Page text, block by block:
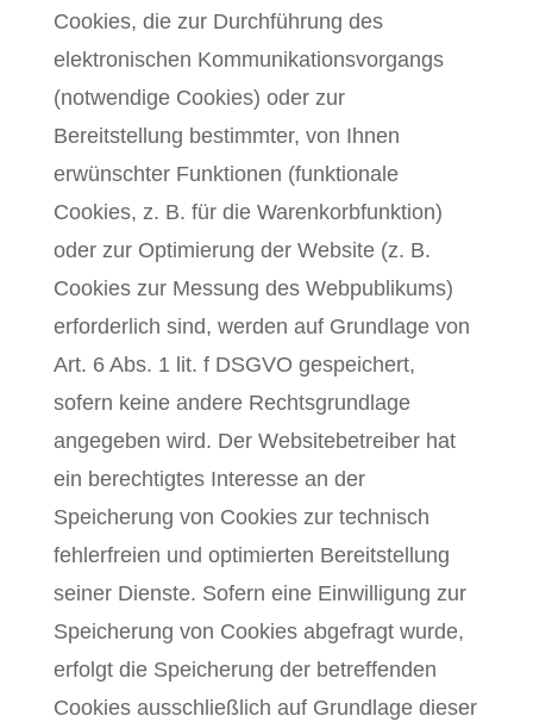
Cookies, die zur Durchführung des
elektronischen Kommunikationsvorgangs
(notwendige Cookies) oder zur
Bereitstellung bestimmter, von Ihnen
erwünschter Funktionen (funktionale
Cookies, z. B. für die Warenkorbfunktion)
oder zur Optimierung der Website (z. B.
Cookies zur Messung des Webpublikums)
erforderlich sind, werden auf Grundlage von
Art. 6 Abs. 1 lit. f DSGVO gespeichert,
sofern keine andere Rechtsgrundlage
angegeben wird. Der Websitebetreiber hat
ein berechtigtes Interesse an der
Speicherung von Cookies zur technisch
fehlerfreien und optimierten Bereitstellung
seiner Dienste. Sofern eine Einwilligung zur
Speicherung von Cookies abgefragt wurde,
erfolgt die Speicherung der betreffenden
Cookies ausschließlich auf Grundlage dieser